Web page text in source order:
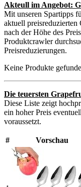
Akteull im Angebot:
Mit unseren Spartipps
aktuell preisreduzierten
nach der Höhe des
Produktcrawler
Preisreduzierungen.
Keine Produkte
Die teuersten
Diese Liste zeigt
ein hoher Preis
voraussetzt.
# Vorschau